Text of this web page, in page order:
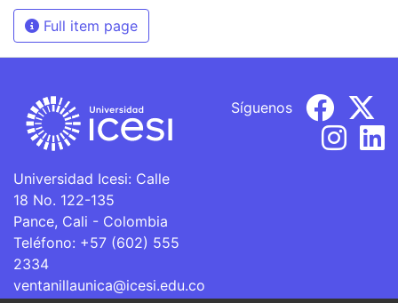
Full item page
Universidad Icesi: Calle
18 No. 122-135
Pance, Cali - Colombia
Teléfono: +57 (602) 555
2334
ventanillaunica@icesi.edu.co
Síguenos